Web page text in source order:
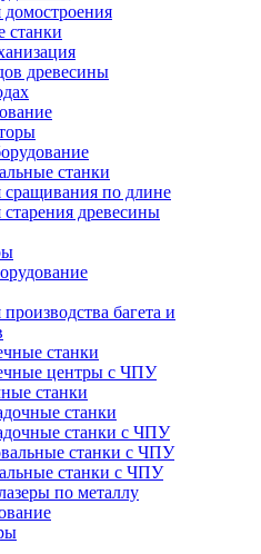
станки
древесины
станки
сращивания по длине
древесины
багета и
станки
центры с ЧПУ
станки
станки
станки с ЧПУ
станки с ЧПУ
станки с ЧПУ
по металлу